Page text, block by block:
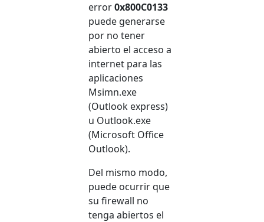
error0x800C0133
puede generarse
por no tener
abierto el acceso a
internet para las
aplicaciones
Msimn.exe
(Outlook express)
u Outlook.exe
(Microsoft Office
Outlook).
Del mismo modo,
puede ocurrir que
su firewall no
tenga abiertos el